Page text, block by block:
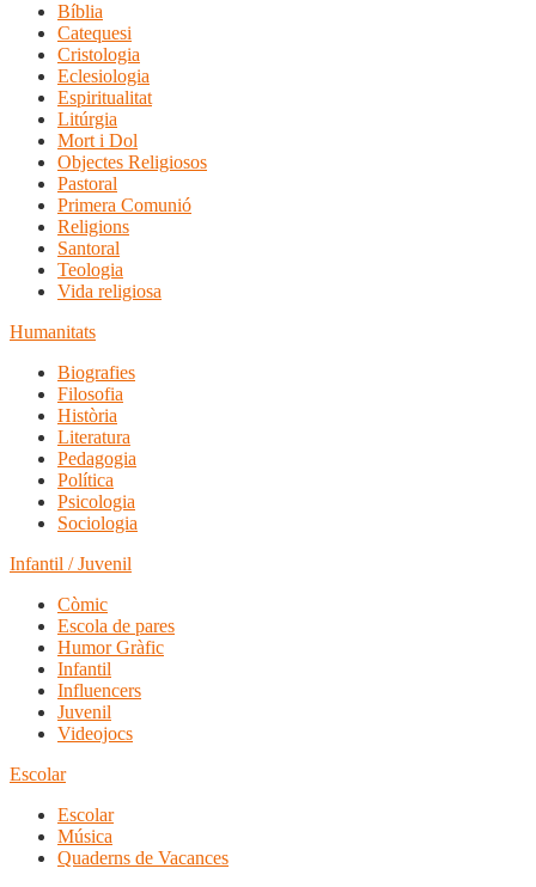
Bíblia
Catequesi
Cristologia
Eclesiologia
Espiritualitat
Litúrgia
Mort i Dol
Objectes Religiosos
Pastoral
Primera Comunió
Religions
Santoral
Teologia
Vida religiosa
Humanitats
Biografies
Filosofia
Història
Literatura
Pedagogia
Política
Psicologia
Sociologia
Infantil / Juvenil
Còmic
Escola de pares
Humor Gràfic
Infantil
Influencers
Juvenil
Videojocs
Escolar
Escolar
Música
Quaderns de Vacances